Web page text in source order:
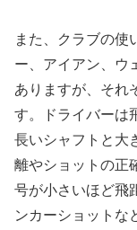
また、クラブの使
ー、アイアン、ウ
ありますが、それ
す。ドライバーは
長いシャフトと大
離やショットの正
号が小さいほど飛
ンカーショットな